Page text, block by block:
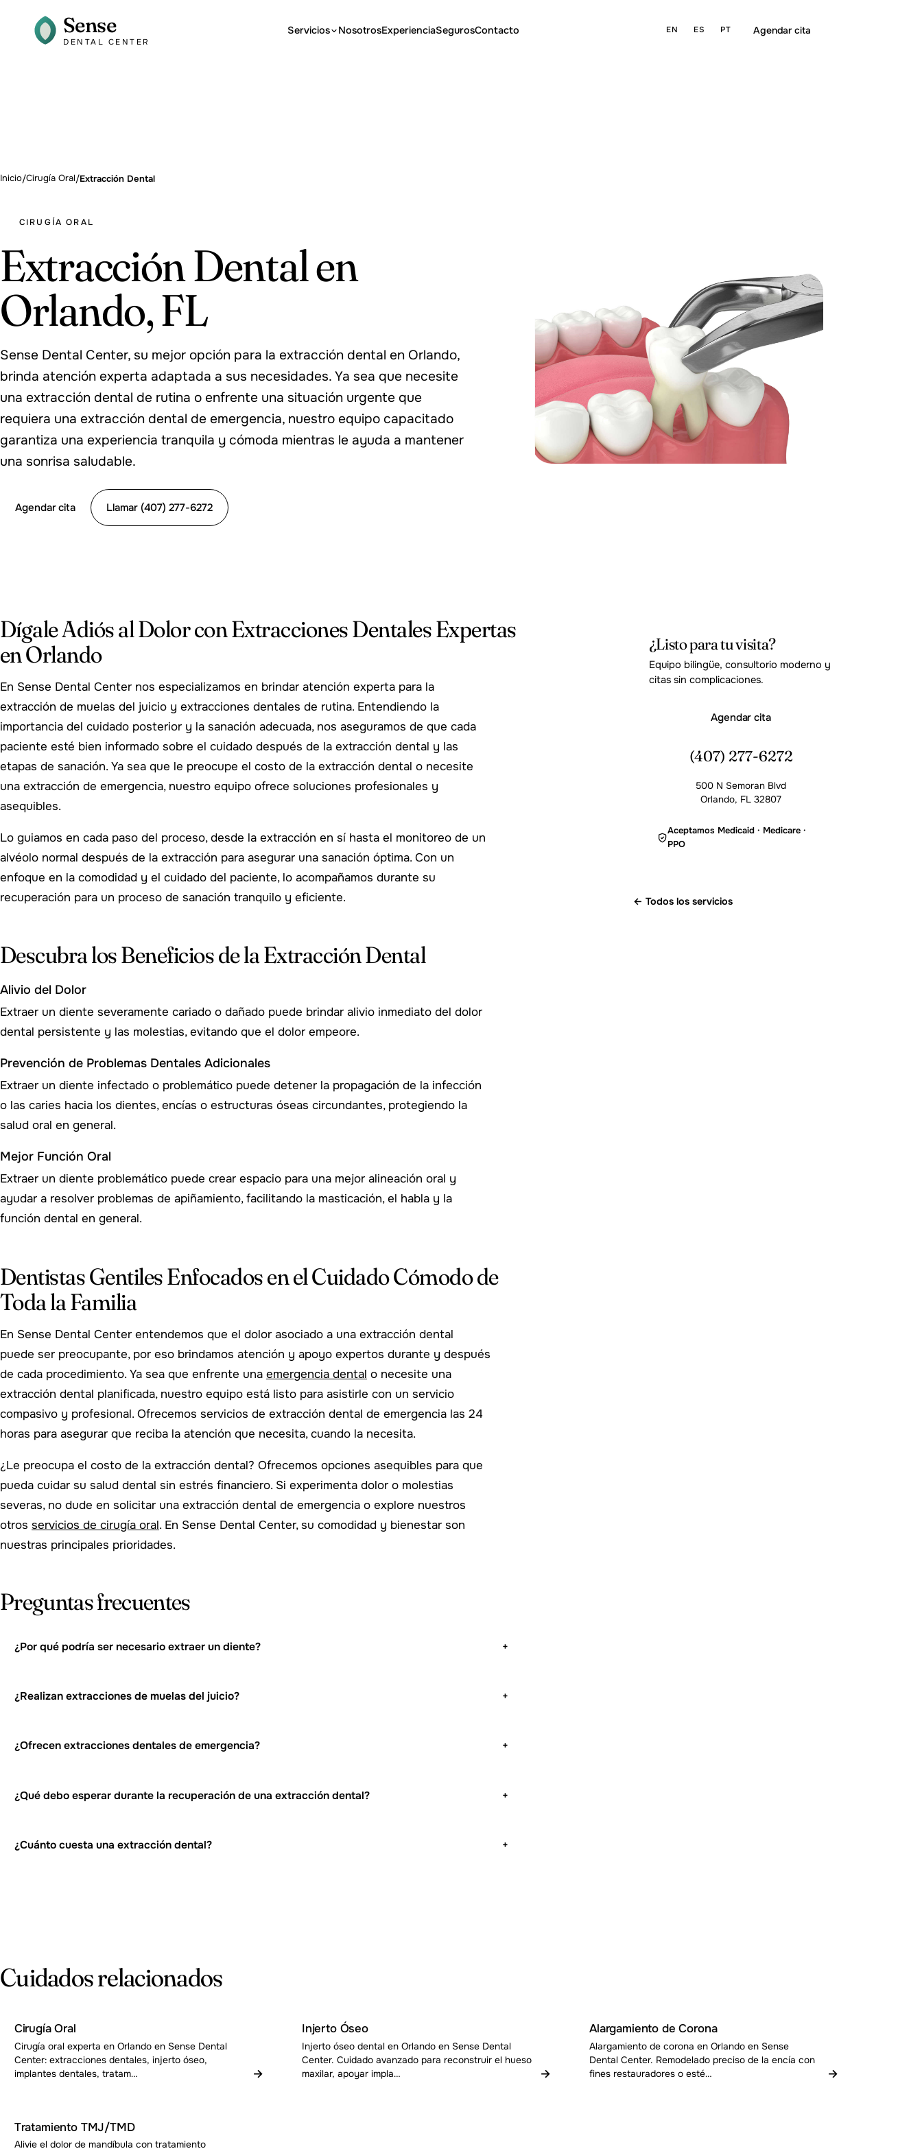
Sense
DENTAL CENTER
Servicios NosotrosExperienciaSegurosContacto EN ES PT Agendar cita
Inicio/Cirugía Oral/Extracción Dental
CIRUGÍA ORAL
Extracción Dental en
Orlando, FL
Sense Dental Center, su mejor opción para la extracción dental en Orlando,
brinda atención experta adaptada a sus necesidades. Ya sea que necesite
una extracción dental de rutina o enfrente una situación urgente que
requiera una extracción dental de emergencia, nuestro equipo capacitado
garantiza una experiencia tranquila y cómoda mientras le ayuda a mantener
una sonrisa saludable.
Agendar cita Llamar (407) 277-6272
Dígale Adiós al Dolor con Extracciones Dentales Expertas
en Orlando
En Sense Dental Center nos especializamos en brindar atención experta para la
extracción de muelas del juicio y extracciones dentales de rutina. Entendiendo la
importancia del cuidado posterior y la sanación adecuada, nos aseguramos de que cada
paciente esté bien informado sobre el cuidado después de la extracción dental y las
etapas de sanación. Ya sea que le preocupe el costo de la extracción dental o necesite
una extracción de emergencia, nuestro equipo ofrece soluciones profesionales y
asequibles.
Lo guiamos en cada paso del proceso, desde la extracción en sí hasta el monitoreo de un
alvéolo normal después de la extracción para asegurar una sanación óptima. Con un
enfoque en la comodidad y el cuidado del paciente, lo acompañamos durante su
recuperación para un proceso de sanación tranquilo y eficiente.
Descubra los Beneficios de la Extracción Dental
Alivio del Dolor
Extraer un diente severamente cariado o dañado puede brindar alivio inmediato del dolor
dental persistente y las molestias, evitando que el dolor empeore.
Prevención de Problemas Dentales Adicionales
Extraer un diente infectado o problemático puede detener la propagación de la infección
o las caries hacia los dientes, encías o estructuras óseas circundantes, protegiendo la
salud oral en general.
Mejor Función Oral
Extraer un diente problemático puede crear espacio para una mejor alineación oral y
ayudar a resolver problemas de apiñamiento, facilitando la masticación, el habla y la
función dental en general.
Dentistas Gentiles Enfocados en el Cuidado Cómodo de
Toda la Familia
En Sense Dental Center entendemos que el dolor asociado a una extracción dental
puede ser preocupante, por eso brindamos atención y apoyo expertos durante y después
de cada procedimiento. Ya sea que enfrente una emergencia dental o necesite una
extracción dental planificada, nuestro equipo está listo para asistirle con un servicio
compasivo y profesional. Ofrecemos servicios de extracción dental de emergencia las 24
horas para asegurar que reciba la atención que necesita, cuando la necesita.
¿Le preocupa el costo de la extracción dental? Ofrecemos opciones asequibles para que
pueda cuidar su salud dental sin estrés financiero. Si experimenta dolor o molestias
severas, no dude en solicitar una extracción dental de emergencia o explore nuestros
otros servicios de cirugía oral. En Sense Dental Center, su comodidad y bienestar son
nuestras principales prioridades.
Preguntas frecuentes
¿Por qué podría ser necesario extraer un diente? +
¿Realizan extracciones de muelas del juicio? +
¿Ofrecen extracciones dentales de emergencia? +
¿Qué debo esperar durante la recuperación de una extracción dental? +
¿Cuánto cuesta una extracción dental? +
¿Listo para tu visita?
Equipo bilingüe, consultorio moderno y
citas sin complicaciones.
Agendar cita
(407) 277-6272
500 N Semoran Blvd
Orlando, FL 32807
Aceptamos Medicaid · Medicare ·
PPO
← Todos los servicios
Cuidados relacionados
Cirugía Oral
Cirugía oral experta en Orlando en Sense Dental
Center: extracciones dentales, injerto óseo,
implantes dentales, tratam…
→
Injerto Óseo
Injerto óseo dental en Orlando en Sense Dental
Center. Cuidado avanzado para reconstruir el hueso
maxilar, apoyar impla…
→
Alargamiento de Corona
Alargamiento de corona en Orlando en Sense
Dental Center. Remodelado preciso de la encía con
fines restauradores o esté…
→
Tratamiento TMJ/TMD
Alivie el dolor de mandíbula con tratamiento